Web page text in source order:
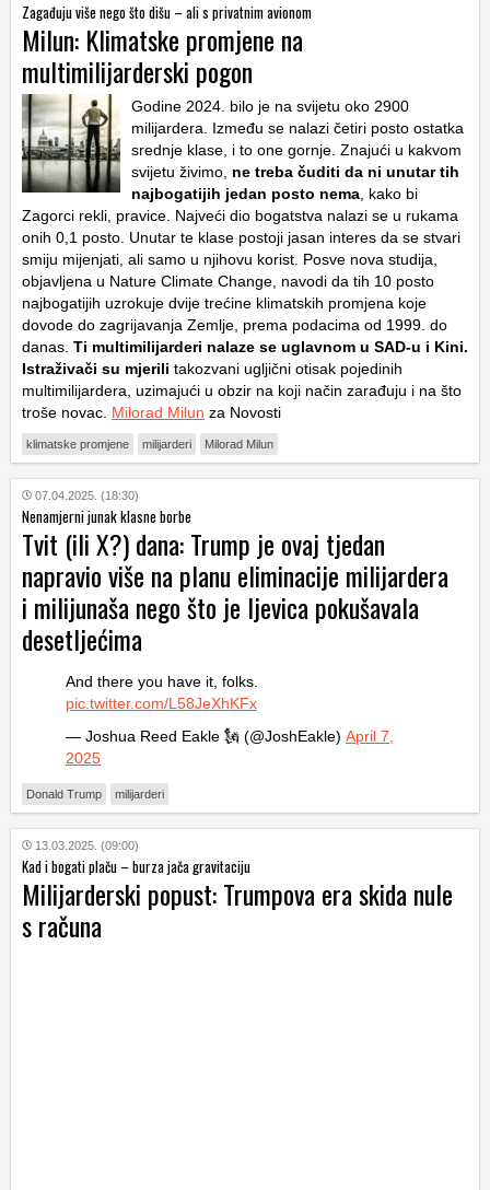
Zagađuju više nego što dišu – ali s privatnim avionom
Milun: Klimatske promjene na
multimilijarderski pogon
Godine 2024. bilo je na svijetu oko 2900
milijardera. Između se nalazi četiri posto ostatka
srednje klase, i to one gornje. Znajući u kakvom
svijetu živimo, ne treba čuditi da ni unutar tih
najbogatijih jedan posto nema, kako bi
Zagorci rekli, pravice. Najveći dio bogatstva nalazi se u rukama
onih 0,1 posto. Unutar te klase postoji jasan interes da se stvari
smiju mijenjati, ali samo u njihovu korist. Posve nova studija,
objavljena u Nature Climate Change, navodi da tih 10 posto
najbogatijih uzrokuje dvije trećine klimatskih promjena koje
dovode do zagrijavanja Zemlje, prema podacima od 1999. do
danas. Ti multimilijarderi nalaze se uglavnom u SAD-u i Kini.
Istraživači su mjerili takozvani ugljični otisak pojedinih
multimilijardera, uzimajući u obzir na koji način zarađuju i na što
troše novac. Milorad Milun za Novosti
klimatske promjene milijarderi Milorad Milun
07.04.2025. (18:30)
Nenamjerni junak klasne borbe
Tvit (ili X?) dana: Trump je ovaj tjedan
napravio više na planu eliminacije milijardera
i milijunaša nego što je ljevica pokušavala
desetljećima
And there you have it, folks.
pic.twitter.com/L58JeXhKFx
— Joshua Reed Eakle 🗽 (@JoshEakle) April 7,
2025
Donald Trump milijarderi
13.03.2025. (09:00)
Kad i bogati plaču – burza jača gravitaciju
Milijarderski popust: Trumpova era skida nule
s računa